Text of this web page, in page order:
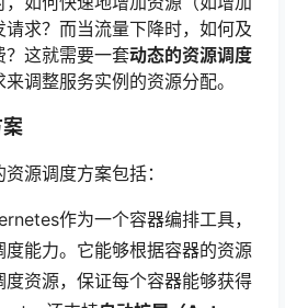
求？而当流量下降时，如何及
？这就需要一套动态的资源调度
调整服务实例的资源分配。
源调度方案包括：
作为一个容器编排工具，
能力。它能够根据容器的资源
资源，保证每个容器能够获得